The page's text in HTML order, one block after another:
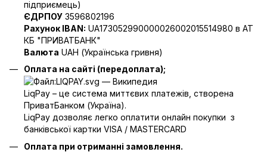
пiдприємець)
ЄДРПОУ 3596802196
Рахунок IBAN: UA173052990000026002015514980 в АТ
КБ "ПРИВАТБАНК"
Валюта UAH (Українська гривня)
Оплата на сайті (передоплата);
LiqPay – це система миттєвих платежів, створена
ПриватБанком (Україна).
LiqPay дозволяє легко оплатити онлайн покупки з
банківської картки VISA / MASTERCARD
Оплата при отриманні замовлення.